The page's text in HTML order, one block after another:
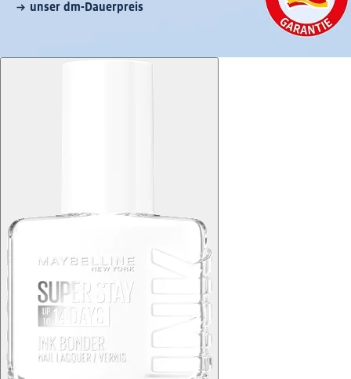
unser dm-Dauerpreis